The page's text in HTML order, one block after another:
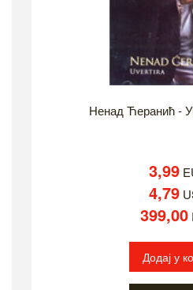
Ненад Ћеранић -
3,99
4,79
399,00
Додај у